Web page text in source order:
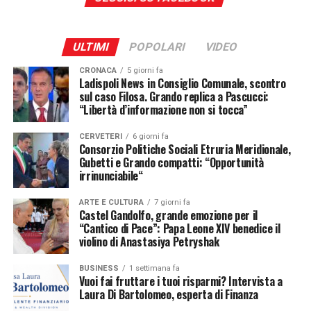
Nicole Ceccucci
A rendere ancora più speciale questo risultato è la
presenza, nella delegazione, anche di
Quacquarelli, convocata come
tecnico
accompagnatore. Una figura particolarmente
significativa per la Fitness Suite: Giorgia è infatti nata e
cresciuta sportivamente nella struttura (ex “Il
Gabbiano”), prima come atleta e poi come allenatrice,
contribuendo nel tempo anche alla crescita di Matteo,
che ha seguito sin da piccolo nel suo percorso.
A commentare con emozione questo
importante traguardo èAngelo
Mencarini
, responsabile del settore
agonistico della Fitness Suite di
ULTIMI POPOLARI VIDEO
CRONACA 5 giorni fa
Ladispoli News in Consiglio Comunale, scontro
sul caso Filosa. Grando replica a Pascucci:
“Libertà d’informazione non si tocca”
CERVETERI 6 giorni fa
Consorzio Politiche Sociali Etruria Meridionale,
Gubetti e Grando compatti: “Opportunità
irrinunciabile“
ARTE E CULTURA 7 giorni fa
Castel Gandolfo, grande emozione per il
“Cantico di Pace”: Papa Leone XIV benedice il
violino di Anastasiya Petryshak
BUSINESS 1 settimana fa
Vuoi fai fruttare i tuoi risparmi? Intervista a
Laura Di Bartolomeo, esperta di Finanza